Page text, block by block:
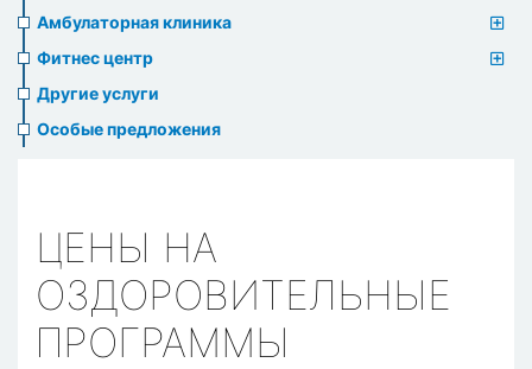
Амбулаторная клиника
Фитнес центр
Другие услуги
Особые предложения
ЦЕНЫ НА
ОЗДОРОВИТЕЛЬНЫЕ
ПРОГРАММЫ